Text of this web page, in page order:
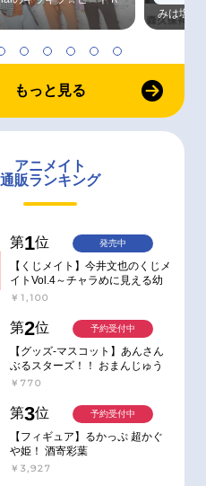
みは塩だけ
もっと見る
アニメイト
通販ランキング
第1位
【くじメイト】今井文也のくじメ
イトVol.4～チャラめに見える幼
馴染、実は一途で独占欲が強いん
￥1,100
発売中
第2位
【グッズ-マスコット】あんさん
ぶるスターズ！！ おまんじゅう
にぎにぎマスコット ねくすと2
￥770
予約受付中
第3位
【フィギュア】るかっぷ 超かぐ
や姫！ 酒寄彩葉
￥3,927
予約受付中